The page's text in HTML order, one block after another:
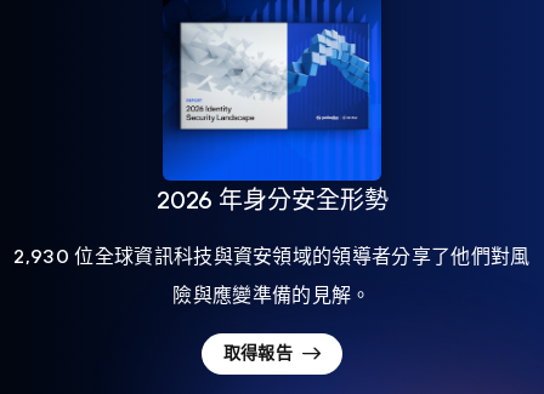
2026 年身分安全形勢
2,930 位全球資訊科技與資安領域的領導者分享了他們對風
險與應變準備的見解。
取得報告